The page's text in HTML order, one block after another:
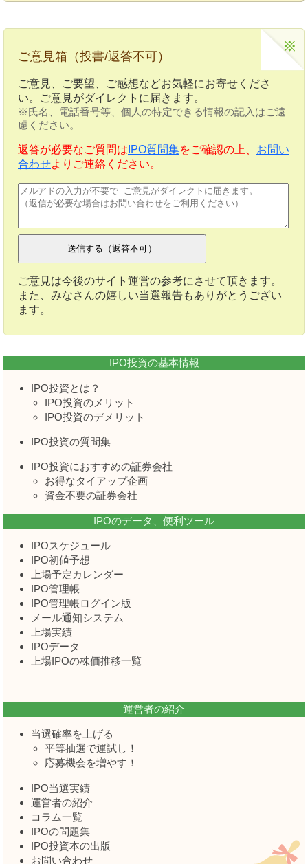
ご意見箱（投書/返答不可）
ご意見、ご要望、ご感想などお気軽にお寄せくださ
い。ご意見がダイレクトに届きます。
※氏名、電話番号等、個人の特定できる情報の記入はご遠
慮ください。
返答が必要なご質問は IPO質問集をご確認の上、 お問い
合わせよりご連絡ください。
ご意見は今後のサイト運営の参考にさせて頂きます。
また、みなさんの嬉しい当選報告もありがとうござい
ます。
IPO投資の基本情報
IPO投資とは？
IPO投資のメリット
IPO投資のデメリット
IPO投資の質問集
IPO投資におすすめの証券会社
お得なタイアップ企画
資金不要の証券会社
IPOのデータ、便利ツール
IPOスケジュール
IPO初値予想
上場予定カレンダー
IPO管理帳
IPO管理帳ログイン版
メール通知システム
上場実績
IPOデータ
上場IPOの株価推移一覧
運営者の紹介
当選確率を上げる
平等抽選で運試し！
応募機会を増やす！
IPO当選実績
運営者の紹介
コラム一覧
IPOの問題集
IPO投資本の出版
お問い合わせ